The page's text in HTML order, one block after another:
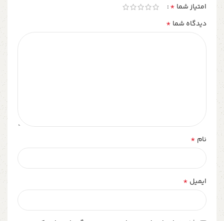
امتیاز شما *
دیدگاه شما *
نام *
ایمیل *